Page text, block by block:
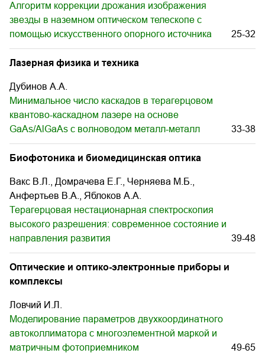
Алгоритм коррекции дрожания изображения
звезды в наземном оптическом телескопе с
помощью искусственного опорного источника
25-32
Лазерная физика и техника
Дубинов А.А.
Минимальное число каскадов в терагерцовом
квантово-каскадном лазере на основе
GaAs/AlGaAs с волноводом металл-металл
33-38
Биофотоника и биомедицинская оптика
Вакс В.Л., Домрачева Е.Г., Черняева М.Б.,
Анфертьев В.А., Яблоков А.А.
Терагерцовая нестационарная спектроскопия
высокого разрешения: современное состояние и
направления развития
39-48
Оптические и оптико-электронные приборы и
комплексы
Ловчий И.Л.
Моделирование параметров двухкоординатного
автоколлиматора с многоэлементной маркой и
матричным фотоприемником
49-65